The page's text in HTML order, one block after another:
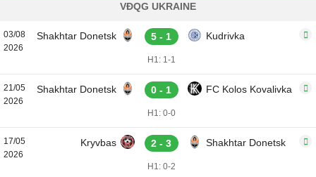
VĐQG UKRAINE
03/08
2026
Shakhtar Donetsk 5 - 1 Kudrivka
H1: 1-1
21/05
2026
Shakhtar Donetsk 0 - 1 FC Kolos Kovalivka
H1: 0-0
17/05
2026
Kryvbas 2 - 3 Shakhtar Donetsk
H1: 0-2